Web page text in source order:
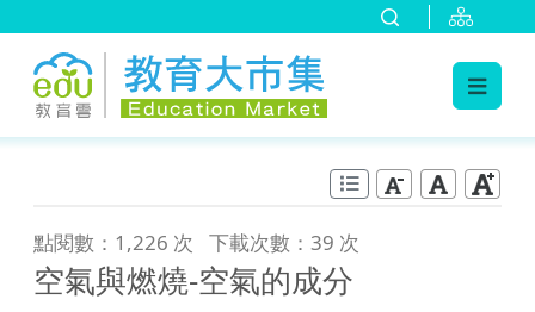
點閱數：1,226 次 下載次數：39 次
空氣與燃燒-空氣的成分